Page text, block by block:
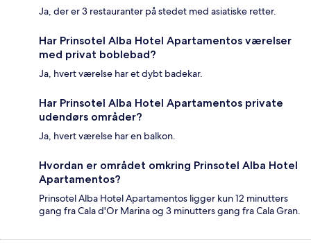
Ja, der er 3 restauranter på stedet med asiatiske retter.
Har Prinsotel Alba Hotel Apartamentos værelser
med privat boblebad?
Ja, hvert værelse har et dybt badekar.
Har Prinsotel Alba Hotel Apartamentos private
udendørs områder?
Ja, hvert værelse har en balkon.
Hvordan er området omkring Prinsotel Alba Hotel
Apartamentos?
Prinsotel Alba Hotel Apartamentos ligger kun 12 minutters
gang fra Cala d'Or Marina og 3 minutters gang fra Cala Gran.